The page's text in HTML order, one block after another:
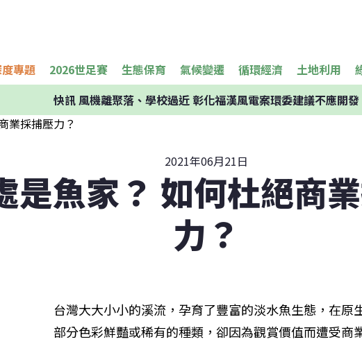
專題 2026世足賽 生態保育 氣候變遷 循環經濟 土地利用
快訊風機離聚落、學校過近 彰化福漢風電案環委建議不應開發
2021年06月21日
是魚家？ 如何杜絕商
力？
台灣大大小小的溪流，孕育了豐富的淡水魚生態，在原
部分色彩鮮豔或稀有的種類，卻因為觀賞價值而遭受商